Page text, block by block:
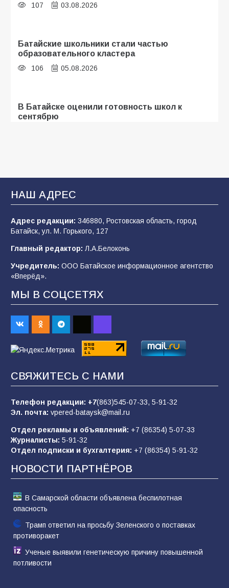
107 03.08.2026
Батайские школьники стали частью
образовательного кластера
106 05.08.2026
В Батайске оценили готовность школ к
сентябрю
соревнований
121 06.08.2026
«Мобилизация или набор?» Что на самом
деле происходит в армии России в августе
2026 года
101 03.08.2026
В Батайске продолжаются дорожные работы
98 04.08.2026
пропагандистский вброс
«Слухами Москву не возьмёшь»: почему
заявления Киева о мобилизации — это
отчаяние, а не разведка
81 02.08.2026
НАШ АДРЕС
Адрес редакции: 346880, Ростовская область, город
Батайск, ул. М. Горького, 127
Главный редактор: Л.А.Белоконь
Учредитель: ООО Батайское информационное агентство
«Вперёд».
МЫ В СОЦСЕТЯХ
СВЯЖИТЕСЬ С НАМИ
Телефон редакции: +7(863)545-07-33, 5-91-32
Эл. почта: vpered-bataysk@mail.ru
Отдел рекламы и объявлений: +7 (86354) 5-07-33
Журналисты: 5-91-32
Отдел подписки и бухгалтерия: +7 (86354) 5-91-32
НОВОСТИ ПАРТНЁРОВ
В Самарской области объявлена беспилотная
опасность
Трамп ответил на просьбу Зеленского о поставках
противоракет
Ученые выявили генетическую причину повышенной
потливости